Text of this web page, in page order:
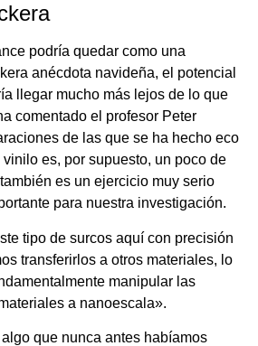
podría quedar como una
anécdota navideña, el potencial
llegar mucho más lejos de lo que
comentado el profesor Peter
de las que se ha hecho eco
es, por supuesto, un poco de
es un ejercicio muy serio
para nuestra investigación.
tipo de surcos aquí con precisión
transferirlos a otros materiales, lo
manipular las
a nanoescala».
que nunca antes habíamos